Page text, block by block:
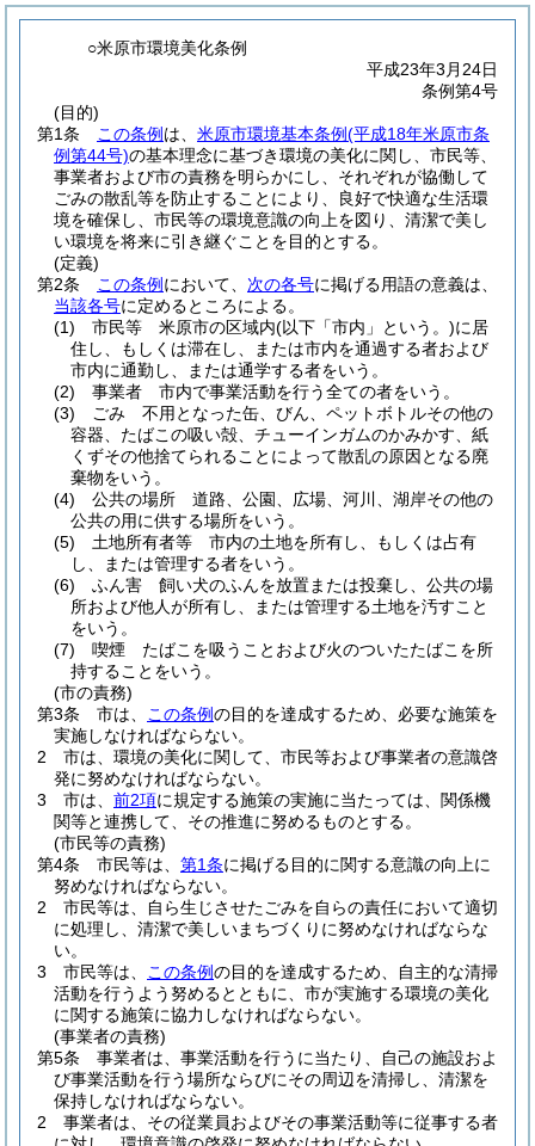
○米原市環境美化条例
平成23年3月24日
条例第4号
(目的)
第1条
この条例 は、 米原市環境基本条例(平成18年米原市条
例第44号)の基本理念に基づき環境の美化に関し、市民等、
事業者および市の責務を明らかにし、それぞれが協働して
ごみの散乱等を防止することにより、良好で快適な生活環
境を確保し、市民等の環境意識の向上を図り、清潔で美し
い環境を将来に引き継ぐことを目的とする。
(定義)
第2条
この条例 において、 次の各号に掲げる用語の意義は、
当該各号に定めるところによる。
(1)
市民等 米原市の区域内(以下「市内」という。)に居
住し、もしくは滞在し、または市内を通過する者および
市内に通勤し、または通学する者をいう。
(2)
事業者 市内で事業活動を行う全ての者をいう。
(3)
ごみ 不用となった缶、びん、ペットボトルその他の
容器、たばこの吸い殻、チューインガムのかみかす、紙
くずその他捨てられることによって散乱の原因となる廃
棄物をいう。
(4)
公共の場所 道路、公園、広場、河川、湖岸その他の
公共の用に供する場所をいう。
(5)
土地所有者等 市内の土地を所有し、もしくは占有
し、または管理する者をいう。
(6)
ふん害 飼い犬のふんを放置または投棄し、公共の場
所および他人が所有し、または管理する土地を汚すこと
をいう。
(7)
喫煙 たばこを吸うことおよび火のついたたばこを所
持することをいう。
(市の責務)
第3条
市は、 この条例の目的を達成するため、必要な施策を
実施しなければならない。
2
市は、環境の美化に関して、市民等および事業者の意識啓
発に努めなければならない。
3
市は、 前2項に規定する施策の実施に当たっては、関係機
関等と連携して、その推進に努めるものとする。
(市民等の責務)
第4条
市民等は、 第1条に掲げる目的に関する意識の向上に
努めなければならない。
2
市民等は、自ら生じさせたごみを自らの責任において適切
に処理し、清潔で美しいまちづくりに努めなければならな
い。
3
市民等は、 この条例の目的を達成するため、自主的な清掃
活動を行うよう努めるとともに、市が実施する環境の美化
に関する施策に協力しなければならない。
(事業者の責務)
第5条
事業者は、事業活動を行うに当たり、自己の施設およ
び事業活動を行う場所ならびにその周辺を清掃し、清潔を
保持しなければならない。
2
事業者は、その従業員およびその事業活動等に従事する者